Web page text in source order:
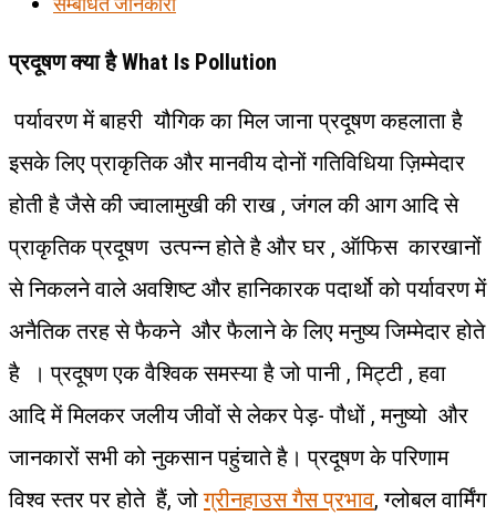
प्रदूषण क्या है What Is Pollution
पर्यावरण में बाहरी यौगिक का मिल जाना प्रदूषण कहलाता है
इसके लिए प्राकृतिक और मानवीय दोनों गतिविधिया ज़िम्मेदार
होती है जैसे की ज्वालामुखी की राख , जंगल की आग आदि से
प्राकृतिक प्रदूषण उत्पन्न होते है और घर , ऑफिस कारखानों
से निकलने वाले अवशिष्ट और हानिकारक पदार्थो को पर्यावरण में
अनैतिक तरह से फैकने और फैलाने के लिए मनुष्य जिम्मेदार होते
है । प्रदूषण एक वैश्विक समस्या है जो पानी , मिट्टी , हवा
आदि में मिलकर जलीय जीवों से लेकर पेड़- पौधों , मनुष्यो और
जानकारों सभी को नुकसान पहुंचाते है। प्रदूषण के परिणाम
विश्व स्तर पर होते हैं, जोग्रीनहाउस गैस प्रभाव, ग्लोबल वार्मिंग